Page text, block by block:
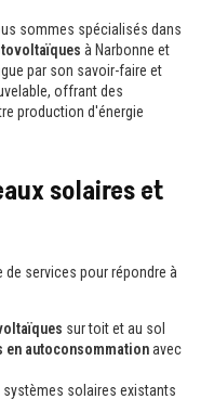
sommes spécialisés dans
à Narbonne et
par son savoir-faire et
offrant des
production d'énergie
solaires et
services pour répondre à
sur toit et au sol
en autoconsommationavec
solaires existants